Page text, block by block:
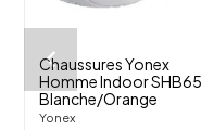
Chaussures Yonex
Homme Indoor
Blanche/Orange
Yonex